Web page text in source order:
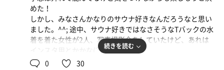
すと言ってくださいました。
施設の従業員の方が感じがよくて、マナーのいいお客さん
が集まると最高です^_^
ぜひそうなってほしいです^_^
サウナのレディースディに行くとみなさんマナーがいい人
ばかりしかいないから入っていてすごく気持ちがいいんで
らちょっと整いが！
何これ⁉︎ロウリュと爆風⁈結構効きます。
ここの岩盤浴エリアはマッサージチェアが無料で使えてお
茶やコーヒー類がセルフサービスで自由に飲むことができ
めた！
しかし、みなさんかなりのサウナ好きなんだろうなと思い
ました。^^; 途中、サウナ好きではなさそうなTバックの水
着を着た女性が2人、写真撮影会をしていたけど、あれは
インスタ用とかかな(⌒-⌒; )続きを読む
0 30